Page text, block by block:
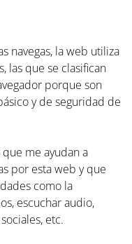
navegas, la web utiliza
las que se clasifican
porque son
y de seguridad de
me ayudan a
por esta web y que
como la
escuchar audio,
etc.